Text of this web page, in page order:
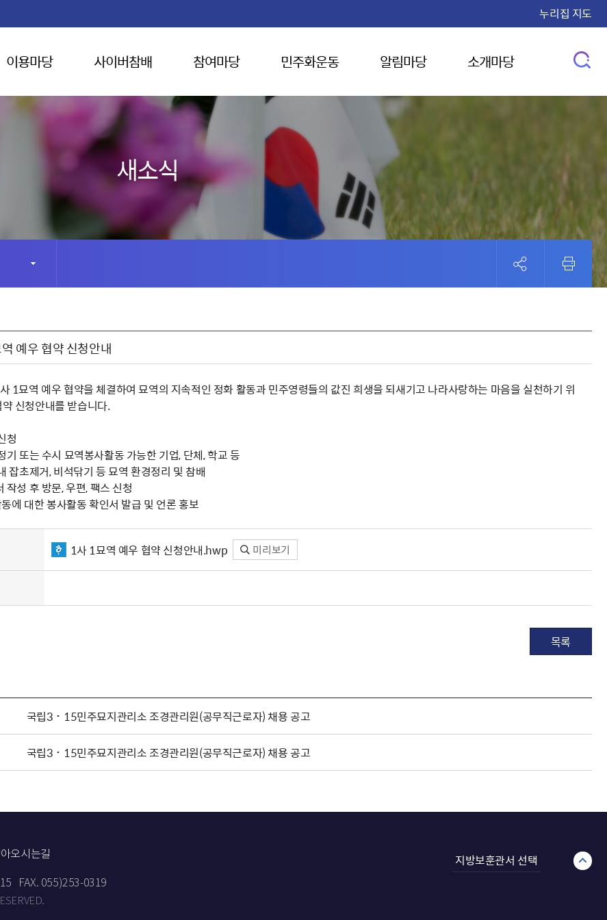
누리집 지도
이용마당 사이버참배 참여마당 민주화운동 알림마당 소개마당
새소식
예우 협약 신청안내
1묘역 예우 협약을 체결하여 묘역의 지속적인 정화 활동과 민주영령들의 값진 희생을 되새기고 나라사랑하는 마음을 실천하기 위
신청안내를 받습니다.
청
또는 수시 묘역봉사활동 가능한 기업, 단체, 학교 등
잡초제거, 비석닦기 등 묘역 환경정리 및 참배
성 후 방문, 우편, 팩스 신청
에 대한 봉사활동 확인서 발급 및 언론 홍보
1사 1묘역 예우 협약 신청안내.hwp 미리보기
목록
국립3˙15민주묘지관리소 조경관리원(공무직근로자) 채용 공고
국립3˙15민주묘지관리소 조경관리원(공무직근로자) 채용 공고
오시는길
FAX. 055)253-0319
지방보훈관서 선택